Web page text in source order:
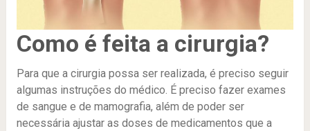
Como é feita a cirurgia?
Para que a cirurgia possa ser realizada, é preciso seguir
algumas instruções do médico. É preciso fazer exames
de sangue e de mamografia, além de poder ser
necessária ajustar as doses de medicamentos que a